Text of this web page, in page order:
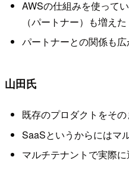
AWSの仕組みを使って
（パートナー）も増えた
パートナーとの関係も広
山田氏
既存のプロダクトをそ
SaaSというからにはマ
マルチテナントで実際